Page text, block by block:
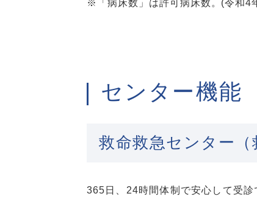
※「病床数」は許可病床数。(令和4
センター機能
救命救急センター（
365日、24時間体制で安心して受